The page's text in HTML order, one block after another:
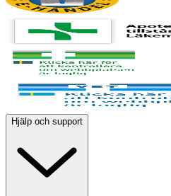
Hjälp och support